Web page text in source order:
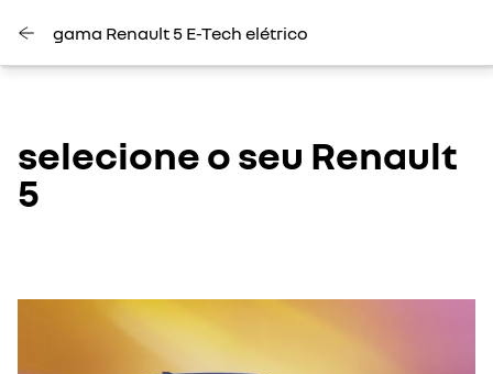
gama Renault 5 E-Tech elétrico
selecione o seu Renault
5